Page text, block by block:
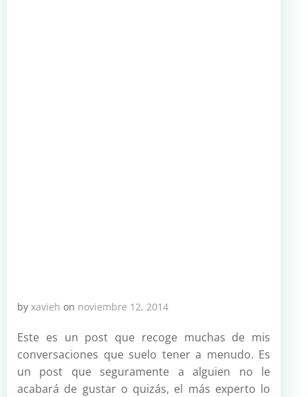
by xavieh on noviembre 12, 2014
Este es un post que recoge muchas de mis
conversaciones que suelo tener a menudo. Es
un post que seguramente a alguien no le
acabará de gustar o quizás, el más experto lo